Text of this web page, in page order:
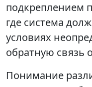
подкреплением
где система
условиях
обратную связь
Понимание